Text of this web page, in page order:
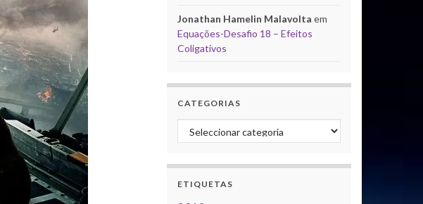
Jonathan Hamelin Malavolta em
Equações-Desafio 18 – Efeitos
Coligativos
CATEGORIAS
Categorias
ETIQUETAS